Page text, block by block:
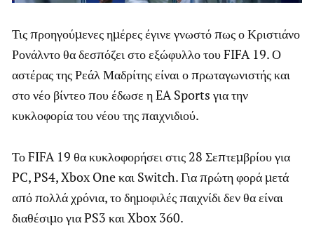
Τις προηγούμενες ημέρες έγινε γνωστό πως ο Κριστιάνο
Ρονάλντο θα δεσπόζει στο εξώφυλλο του FIFA 19. Ο
αστέρας της Ρεάλ Μαδρίτης είναι ο πρωταγωνιστής και
στο νέο βίντεο που έδωσε η EA Sports για την
κυκλοφορία του νέου της παιχνιδιού.
Το FIFA 19 θα κυκλοφορήσει στις 28 Σεπτεμβρίου για
PC, PS4, Xbox One και Switch. Για πρώτη φορά μετά
από πολλά χρόνια, το δημοφιλές παιχνίδι δεν θα είναι
διαθέσιμο για PS3 και Xbox 360.